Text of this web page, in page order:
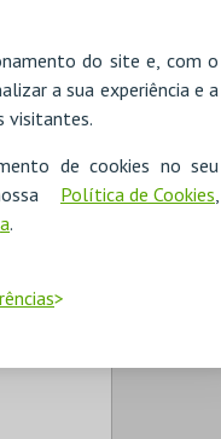
do site e, com o
a sua experiência e a
visitantes.
de cookies no seu
Política de Cookies,
.